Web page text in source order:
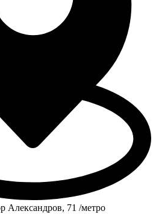
Александров, 71 /метро